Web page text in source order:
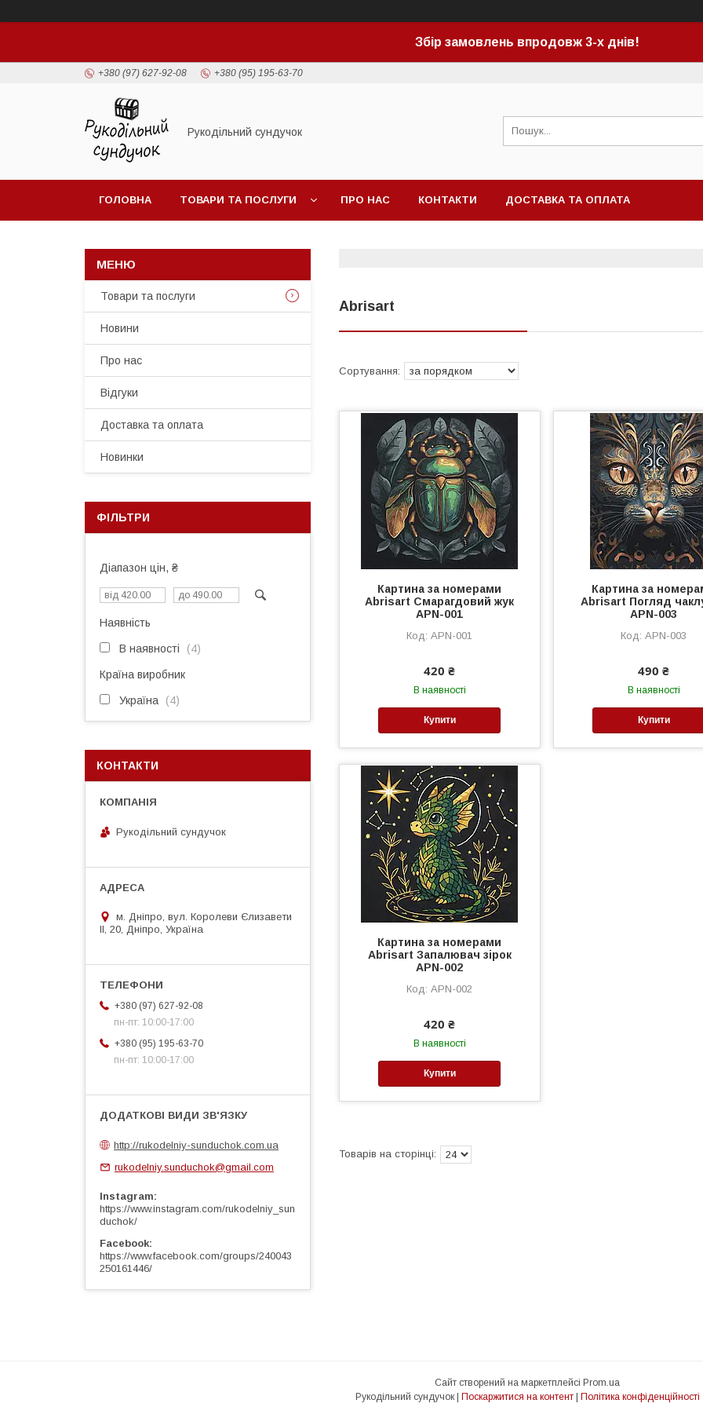
Збір замовлень впродовж 3-х днів!
+380 (97) 627-92-08 +380 (95) 195-63-70
Рукодільний сундучок
ГОЛОВНА ТОВАРИ ТА ПОСЛУГИ ПРО НАС КОНТАКТИ ДОСТАВКА ТА ОПЛАТА
Abrisart
Картина за номерами
Abrisart Смарагдовий жук
APN-001
APN-001
420 ₴
В наявності
Купити
Картина за
Abrisart Погляд
APN-003
APN-003
490 ₴
В наявності
Купити
Картина за номерами
Abrisart Запалювач зірок
APN-002
APN-002
420 ₴
В наявності
Купити
Товари та послуги
Новини
Про нас
Відгуки
Доставка та оплата
Новинки
ФІЛЬТРИ
Діапазон цін, ₴
Наявність
В наявності 4
Країна виробник
Україна 4
КОНТАКТИ
Рукодільний сундучок
м. Дніпро, вул. Королеви Єлизавети
ІІ, 20, Дніпро, Україна
+380 (97) 627-92-08
пн-пт: 10:00-17:00
+380 (95) 195-63-70
пн-пт: 10:00-17:00
http://rukodelniy-sunduchok.com.ua
rukodelniy.sunduchok@gmail.com
Instagram
https://www.instagram.com/rukodelniy_sun
duchok/
Facebook
https://www.facebook.com/groups/240043
250161446/
Сайт створений на маркетплейсі Prom.ua
Рукодільний сундучок | Поскаржитися на контент | Політика конфіденційності